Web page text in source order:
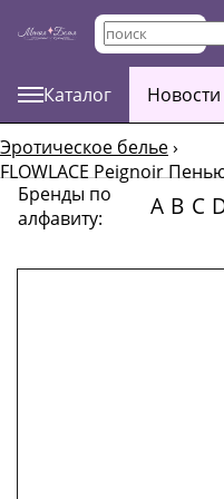
Каталог Новости
Эротическое белье›
FLOWLACE Peignoir
Бренды по
алфавиту:
A B C